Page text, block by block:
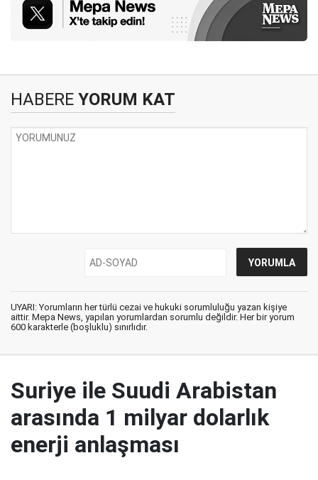
HABERE YORUM KAT
UYARI: Yorumların her türlü cezai ve hukuki sorumluluğu yazan kişiye
aittir. Mepa News, yapılan yorumlardan sorumlu değildir. Her bir yorum
600 karakterle (boşluklu) sınırlıdır.
Suriye ile Suudi Arabistan
arasında 1 milyar dolarlık
enerji anlaşması